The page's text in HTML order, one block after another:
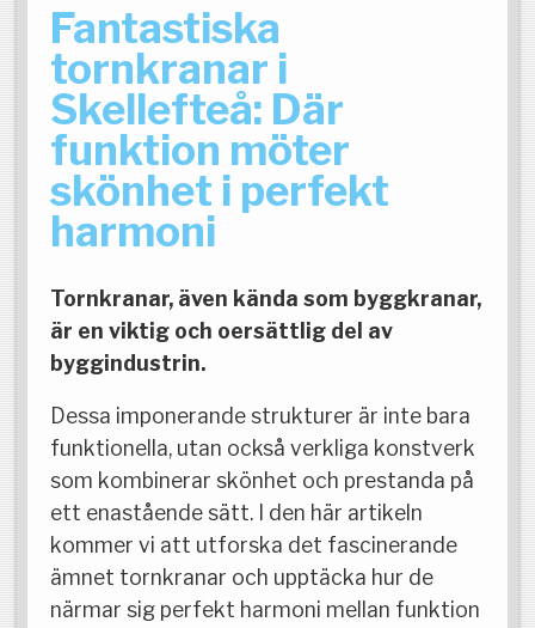
Fantastiska
tornkranar i
Skellefteå: Där
funktion möter
skönhet i perfekt
harmoni
Tornkranar, även kända som byggkranar,
är en viktig och oersättlig del av
byggindustrin.
Dessa imponerande strukturer är inte bara
funktionella, utan också verkliga konstverk
som kombinerar skönhet och prestanda på
ett enastående sätt. I den här artikeln
kommer vi att utforska det fascinerande
ämnet tornkranar och upptäcka hur de
närmar sig perfekt harmoni mellan funktion